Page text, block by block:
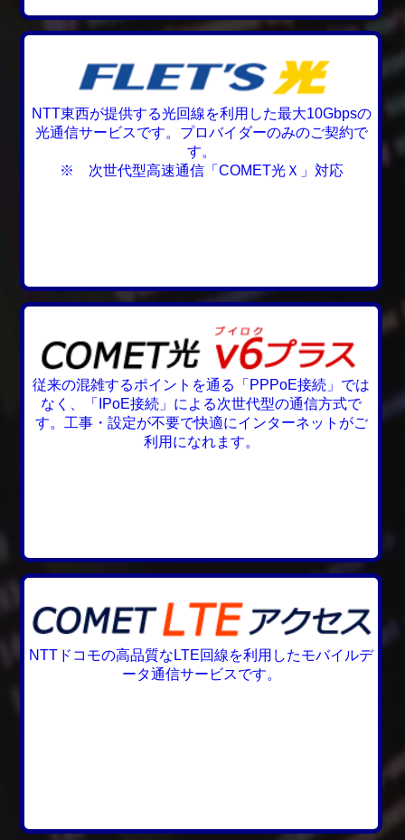
NTT東西が提供する光回線を利用した最大10Gbpsの
光通信サービスです。プロバイダーのみのご契約で
す。
※ 次世代型高速通信「COMET光Ｘ」対応
従来の混雑するポイントを通る「PPPoE接続」では
なく、「IPoE接続」による次世代型の通信方式で
す。工事・設定が不要で快適にインターネットがご
利用になれます。
NTTドコモの高品質なLTE回線を利用したモバイルデ
ータ通信サービスです。